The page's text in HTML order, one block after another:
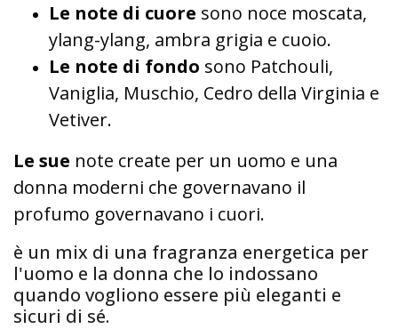
Le note di cuore sono noce moscata,
ylang-ylang, ambra grigia e cuoio.
Le note di fondo sono Patchouli,
Vaniglia, Muschio, Cedro della Virginia e
Vetiver.
Le sue note create per un uomo e una
donna moderni che governavano il
profumo governavano i cuori.
è un mix di una fragranza energetica per
l'uomo e la donna che lo indossano
quando vogliono essere più eleganti e
sicuri di sé.